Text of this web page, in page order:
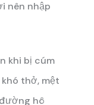
nên nhập
khi bị cúm
khó thở, mệt
hô